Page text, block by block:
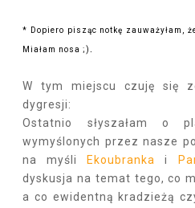
* Dopiero pisząc notkę zauważyłam,
Miałam nosa ;).
W tym miejscu czuję się
dygresji:
Ostatnio słyszałam o
wymyślonych przez nasze
na myśli
Ekoubranka i
dyskusja na temat tego, co
a co ewidentną kradzieżą